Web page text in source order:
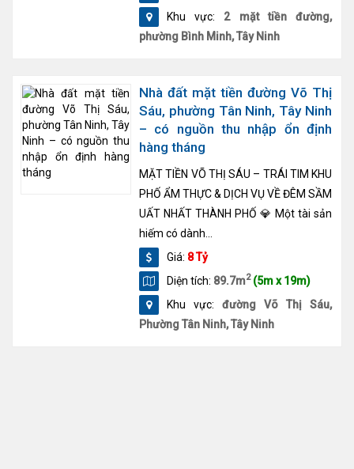
Khu vực: 2 mặt tiền đường,
phường Bình Minh, Tây Ninh
Nhà đất mặt tiền đường Võ Thị
Sáu, phường Tân Ninh, Tây Ninh
– có nguồn thu nhập ổn định
hàng tháng
MẶT TIỀN VÕ THỊ SÁU – TRÁI TIM KHU
PHỐ ẨM THỰC & DỊCH VỤ VỀ ĐÊM SẦM
UẤT NHẤT THÀNH PHỐ 💎 Một tài sản
hiếm có dành...
Giá: 8 Tỷ
Diện tích: 89.7m2 (5m x 19m)
Khu vực: đường Võ Thị Sáu,
Phường Tân Ninh, Tây Ninh